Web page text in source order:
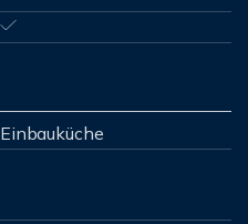
Einbauküche